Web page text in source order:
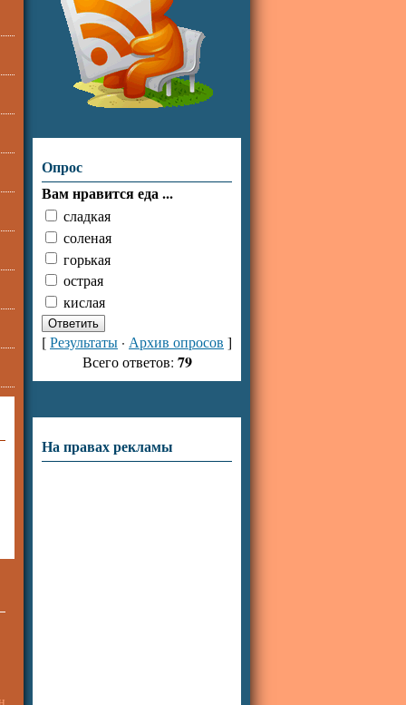
Опрос
Вам нравится еда ...
сладкая
соленая
горькая
острая
кислая
[Результаты · Архив опросов ]
Всего ответов: 79
На правах рекламы